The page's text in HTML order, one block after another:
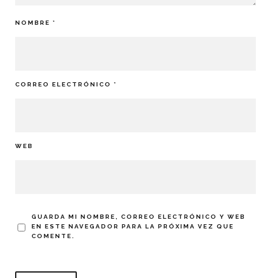
NOMBRE *
CORREO ELECTRÓNICO *
WEB
GUARDA MI NOMBRE, CORREO ELECTRÓNICO Y WEB
EN ESTE NAVEGADOR PARA LA PRÓXIMA VEZ QUE
COMENTE.